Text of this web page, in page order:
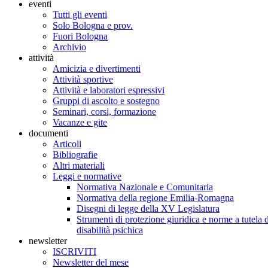
eventi
Tutti gli eventi
Solo Bologna e prov.
Fuori Bologna
Archivio
attività
Amicizia e divertimenti
Attività sportive
Attività e laboratori espressivi
Gruppi di ascolto e sostegno
Seminari, corsi, formazione
Vacanze e gite
documenti
Articoli
Bibliografie
Altri materiali
Leggi e normative
Normativa Nazionale e Comunitaria
Normativa della regione Emilia-Romagna
Disegni di legge della XV Legislatura
Strumenti di protezione giuridica e norme a tutela
disabilità psichica
newsletter
ISCRIVITI
Newsletter del mese